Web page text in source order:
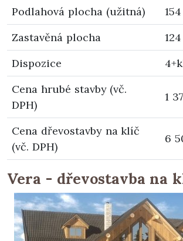
Podlahová plocha (užitná)
Zastavěná plocha
Dispozice
Cena hrubé stavby (vč.
DPH)
1
Cena dřevostavby na klíč
(vč. DPH)
6
Vera - dřevostavba na